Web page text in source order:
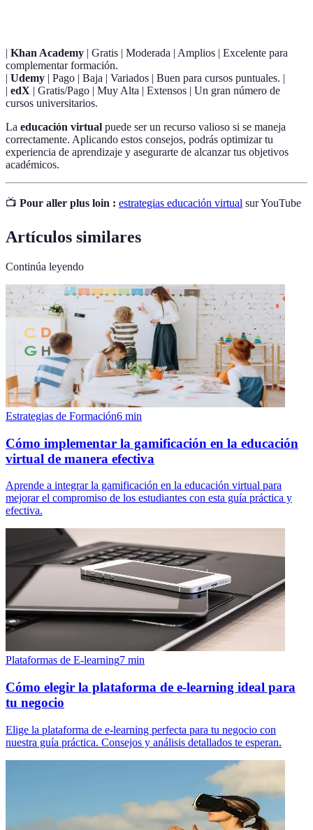
| Khan Academy | Gratis | Moderada | Amplios | Excelente para
complementar formación.
| Udemy | Pago | Baja | Variados | Buen para cursos puntuales. |
| edX | Gratis/Pago | Muy Alta | Extensos | Un gran número de
cursos universitarios.
La educación virtual puede ser un recurso valioso si se maneja
correctamente. Aplicando estos consejos, podrás optimizar tu
experiencia de aprendizaje y asegurarte de alcanzar tus objetivos
académicos.
📺 Pour aller plus loin : estrategias educación virtual sur YouTube
Artículos similares
Continúa leyendo
Estrategias de Formación6 min
Cómo implementar la gamificación en la educación
virtual de manera efectiva
Aprende a integrar la gamificación en la educación virtual para
mejorar el compromiso de los estudiantes con esta guía práctica y
efectiva.
Plataformas de E-learning7 min
Cómo elegir la plataforma de e-learning ideal para
tu negocio
Elige la plataforma de e-learning perfecta para tu negocio con
nuestra guía práctica. Consejos y análisis detallados te esperan.